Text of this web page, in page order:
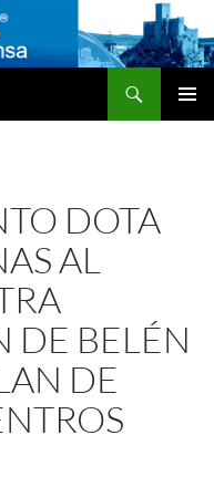
DOTA
AL
DE BELÉN
DE